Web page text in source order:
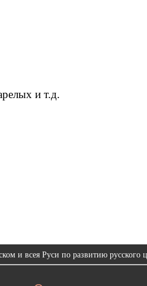
и т.д.
и всея Руси по развитию русского